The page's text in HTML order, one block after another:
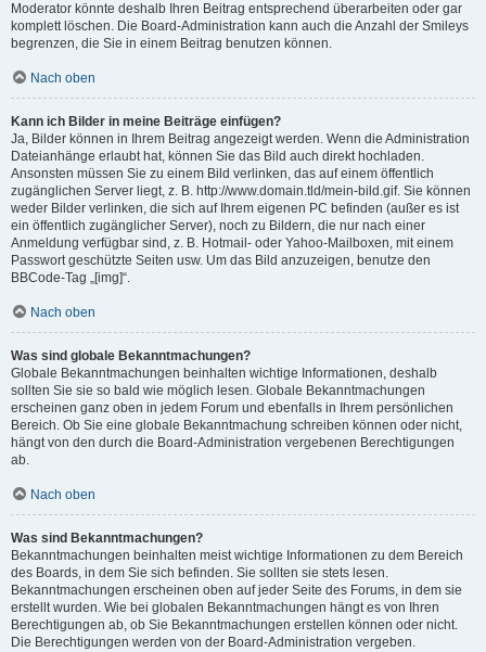
Moderator könnte deshalb Ihren Beitrag entsprechend überarbeiten oder gar
komplett löschen. Die Board-Administration kann auch die Anzahl der Smileys
begrenzen, die Sie in einem Beitrag benutzen können.
Nach oben
Kann ich Bilder in meine Beiträge einfügen?
Ja, Bilder können in Ihrem Beitrag angezeigt werden. Wenn die Administration
Dateianhänge erlaubt hat, können Sie das Bild auch direkt hochladen.
Ansonsten müssen Sie zu einem Bild verlinken, das auf einem öffentlich
zugänglichen Server liegt, z. B. http://www.domain.tld/mein-bild.gif. Sie können
weder Bilder verlinken, die sich auf Ihrem eigenen PC befinden (außer es ist
ein öffentlich zugänglicher Server), noch zu Bildern, die nur nach einer
Anmeldung verfügbar sind, z. B. Hotmail- oder Yahoo-Mailboxen, mit einem
Passwort geschützte Seiten usw. Um das Bild anzuzeigen, benutze den
BBCode-Tag „[img]“.
Nach oben
Was sind globale Bekanntmachungen?
Globale Bekanntmachungen beinhalten wichtige Informationen, deshalb
sollten Sie sie so bald wie möglich lesen. Globale Bekanntmachungen
erscheinen ganz oben in jedem Forum und ebenfalls in Ihrem persönlichen
Bereich. Ob Sie eine globale Bekanntmachung schreiben können oder nicht,
hängt von den durch die Board-Administration vergebenen Berechtigungen
ab.
Nach oben
Was sind Bekanntmachungen?
Bekanntmachungen beinhalten meist wichtige Informationen zu dem Bereich
des Boards, in dem Sie sich befinden. Sie sollten sie stets lesen.
Bekanntmachungen erscheinen oben auf jeder Seite des Forums, in dem sie
erstellt wurden. Wie bei globalen Bekanntmachungen hängt es von Ihren
Berechtigungen ab, ob Sie Bekanntmachungen erstellen können oder nicht.
Die Berechtigungen werden von der Board-Administration vergeben.